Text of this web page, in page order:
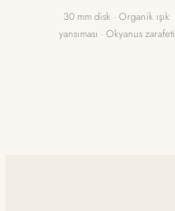
30 mm disk · Organik ışık
yansıması · Okyanus zarafeti